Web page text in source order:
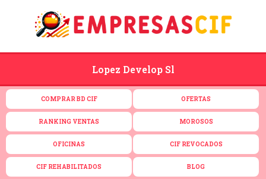
Lopez Develop Sl
COMPRAR BD CIF OFERTAS
RANKING VENTAS MOROSOS
OFICINAS CIF REVOCADOS
CIF REHABILITADOS BLOG